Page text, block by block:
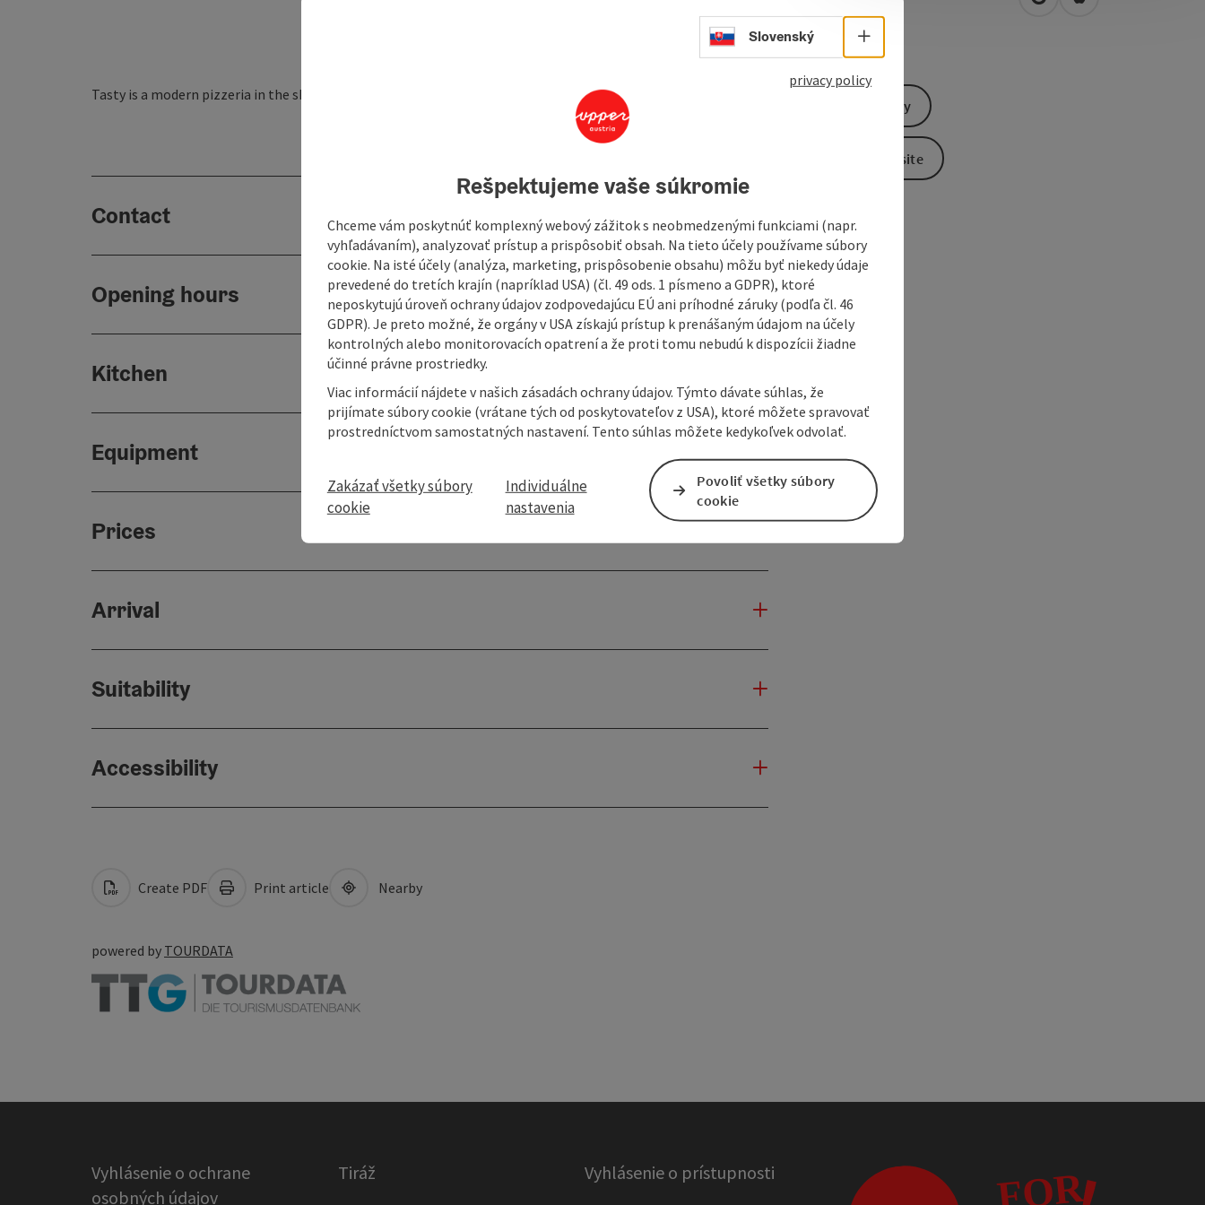
open in Google Maps
Open in Apple
Tasty is a modern pizzeria in the shopping centre Donaupark Mauthausen
Contact
Opening hours
Kitchen
Equipment
Prices
Arrival
Suitability
Accessibility
Send inquiry
To the website
Create PDF Print article Nearby
powered by TOURDATA
Vyhlásenie o ochrane
osobných údajov
Tiráž Vyhlásenie o prístupnosti
Select language - Open menu
Slovenský
privacy policy
Rešpektujeme vaše súkromie
Chceme vám poskytnúť komplexný webový zážitok s neobmedzenými funkciami (napr.
vyhľadávaním), analyzovať prístup a prispôsobiť obsah. Na tieto účely používame súbory
cookie. Na isté účely (analýza, marketing, prispôsobenie obsahu) môžu byť niekedy údaje
prevedené do tretích krajín (napríklad USA) (čl. 49 ods. 1 písmeno a GDPR), ktoré
neposkytujú úroveň ochrany údajov zodpovedajúcu EÚ ani príhodné záruky (podľa čl. 46
GDPR). Je preto možné, že orgány v USA získajú prístup k prenášaným údajom na účely
kontrolných alebo monitorovacích opatrení a že proti tomu nebudú k dispozícii žiadne
účinné právne prostriedky.
Viac informácií nájdete v našich zásadách ochrany údajov. Týmto dávate súhlas, že
prijímate súbory cookie (vrátane tých od poskytovateľov z USA), ktoré môžete spravovať
prostredníctvom samostatných nastavení. Tento súhlas môžete kedykoľvek odvolať.
Zakázať všetky súbory
cookie
Individuálne
nastavenia
Povoliť všetky súbory
cookie